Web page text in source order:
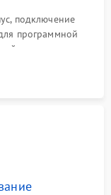
подключение
программной
порогов
старения АКБ.